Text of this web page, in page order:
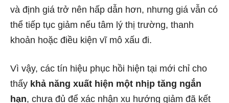
và định giá trở nên hấp dẫn hơn, nhưng giá vẫn có
thể tiếp tục giảm nếu tâm lý thị trường, thanh
khoản hoặc điều kiện vĩ mô xấu đi.
Vì vậy, các tín hiệu phục hồi hiện tại mới chỉ cho
thấy khả năng xuất hiện một nhịp tăng ngắn
hạn, chưa đủ để xác nhận xu hướng giảm đã kết